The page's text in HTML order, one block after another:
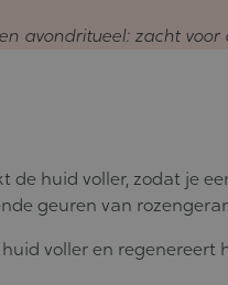
avondritueel: zacht
de huid voller, zodat je
geuren van
voller en regenereert